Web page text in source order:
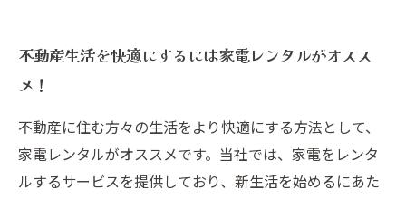
不動産生活を快適にするには家電レンタルがオスス
メ！
不動産に住む方々の生活をより快適にする方法として、
家電レンタルがオススメです。当社では、家電をレンタ
ルするサービスを提供しており、新生活を始めるにあた